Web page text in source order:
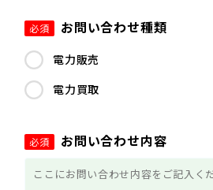
必須 お問い合わせ種類
電力販売
電力買取
必須 お問い合わせ内容